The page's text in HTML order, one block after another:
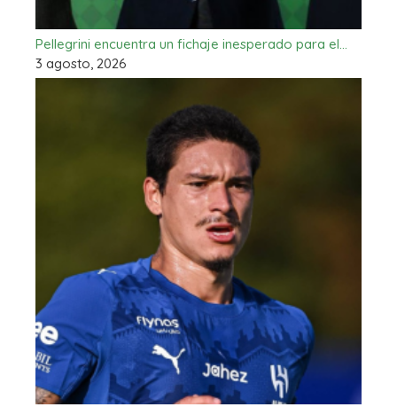
Pellegrini encuentra un fichaje inesperado para el…
3 agosto, 2026